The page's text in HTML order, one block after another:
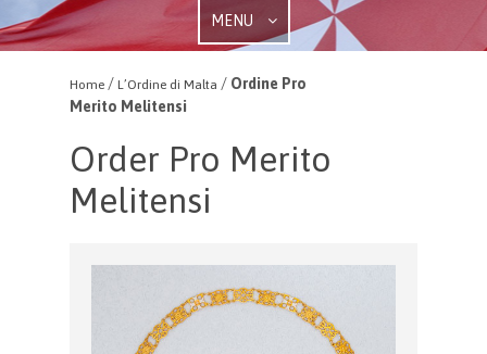
MENU
Home / L’Ordine di Malta / Ordine Pro
Merito Melitensi
Order Pro Merito
Melitensi